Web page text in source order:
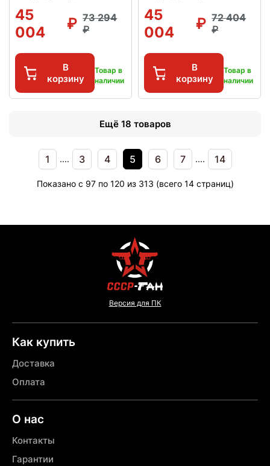
45
004
73 294
В
корзину
Товар в
наличии
45
004
72 404
В
корзину
Товар в
наличии
Ещё 18 товаров
1 .... 3 4 5 6 7 .... 14
Показано с 97 по 120 из 313 (всего 14 страниц)
Версия для ПК
Как купить
Доставка
Оплата
О нас
Контакты
Гарантии